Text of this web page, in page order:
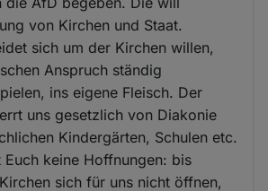
von Kirchen und Staat.
sich um der Kirchen willen,
Anspruch ständig
ins eigene Fleisch. Der
uns gesetzlich von Diakonie
Kindergärten, Schulen etc.
Euch keine Hoffnungen: bis
sich für uns nicht öffnen,